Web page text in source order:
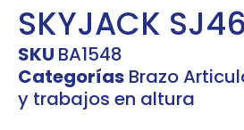
SKYJACK
SKU BA1548
Categorías Brazo
y trabajos en altura